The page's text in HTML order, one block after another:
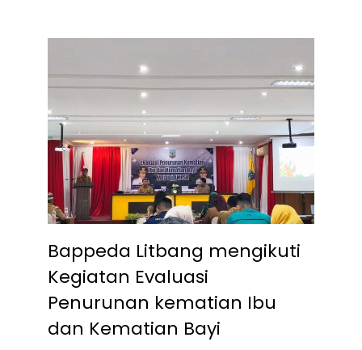
Bappeda Litbang mengikuti
Kegiatan Evaluasi
Penurunan kematian Ibu
dan Kematian Bayi